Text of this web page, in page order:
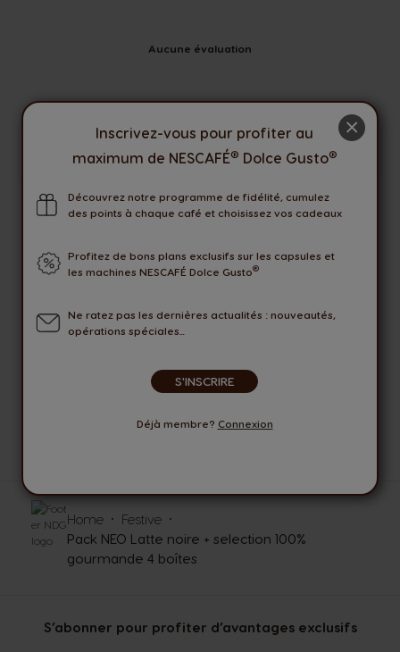
×
Inscrivez-vous pour profiter au
maximum de NESCAFÉ® Dolce Gusto®
Découvrez notre programme de fidélité, cumulez
des points à chaque café et choisissez vos cadeaux
Profitez de bons plans exclusifs sur les capsules et
les machines NESCAFÉ Dolce Gusto®
Ne ratez pas les dernières actualités : nouveautés,
opérations spéciales...
S'INSCRIRE
Déjà membre? Connexion
Aucune évaluation
Seuls les utilisateurs connectés peuvent laisser une
évaluation. Veuillez vousConnecterouCréer un compte
LIVRAISON OFFERTEAVEC COLISSIMO PICKUP
OFFRESEXCLUSIVES
MODES DE PAIEMENT
DES CONSEILLERSA VOTRE ECOUTE
S’abonner pour profiter d’avantages exclusifs
Home
Festive
Pack NEO Latte noire + selection 100%
gourmande 4 boîtes